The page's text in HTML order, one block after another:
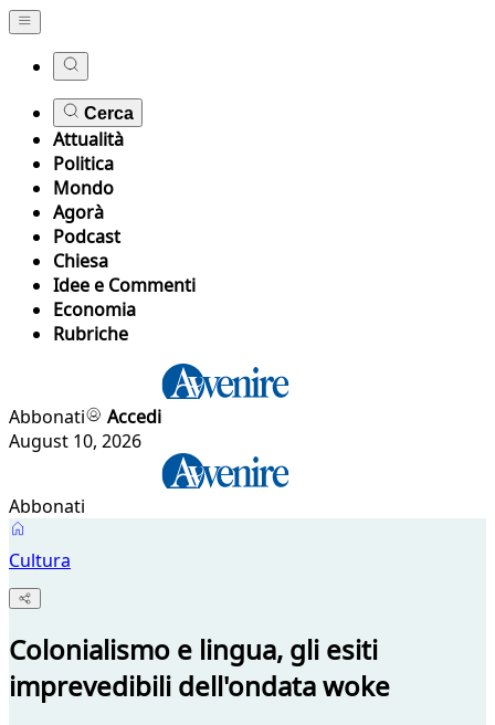
Cerca
Attualità
Politica
Mondo
Agorà
Podcast
Chiesa
Idee e Commenti
Economia
Rubriche
Abbonati
Accedi
August 10, 2026
Abbonati
Cultura
Colonialismo e lingua, gli esiti
imprevedibili dell'ondata woke